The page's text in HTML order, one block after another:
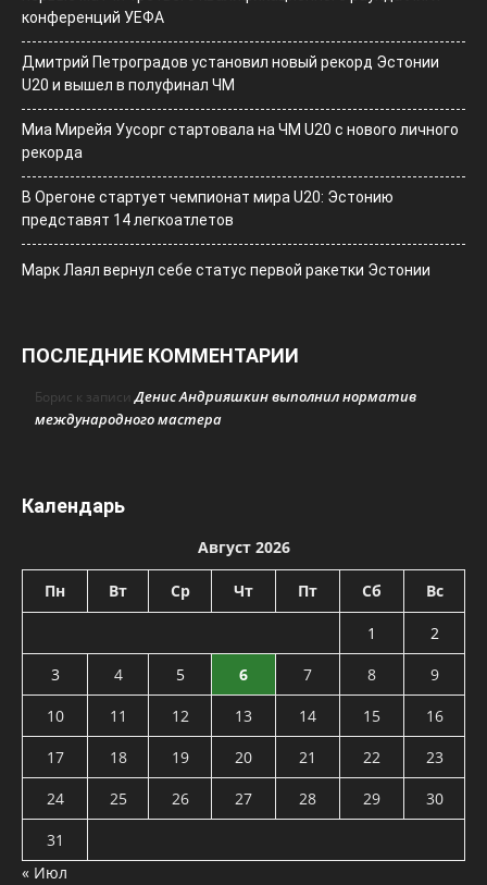
конференций УЕФА
Дмитрий Петроградов установил новый рекорд Эстонии
U20 и вышел в полуфинал ЧМ
Миа Мирейя Уусорг стартовала на ЧМ U20 c нового личного
рекорда
В Орегоне стартует чемпионат мира U20: Эстонию
представят 14 легкоатлетов
Марк Лаял вернул себе статус первой ракетки Эстонии
ПОСЛЕДНИЕ КОММЕНТАРИИ
Борис к записиДенис Андрияшкин выполнил норматив
международного мастера
Календарь
Август 2026
Пн Вт Ср Чт Пт Сб Вс
1
2
3
4 5 6 7 8
9
10
11 12 13 14 15
16
17
18 19 20 21 22
23
24
25 26 27 28 29
30
31
« Июл